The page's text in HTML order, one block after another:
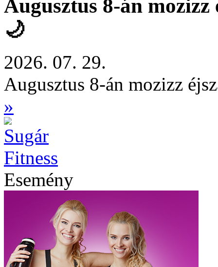
Augusztus 8-án
🌙
2026. 07. 29.
Augusztus 8-án mozizz
»
Esemény